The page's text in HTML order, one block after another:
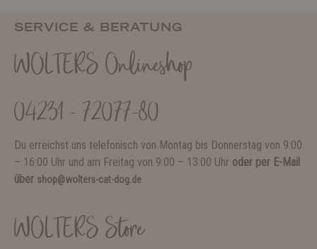
SERVICE & BERATUNG
WOLTERS Onlineshop
04231 - 72077-80
Du erreichst uns telefonisch von Montag bis Donnerstag von 9:00
– 16:00 Uhr und am Freitag von 9:00 – 13:00 Uhr oder per E-Mail
über shop@wolters-cat-dog.de
WOLTERS Store